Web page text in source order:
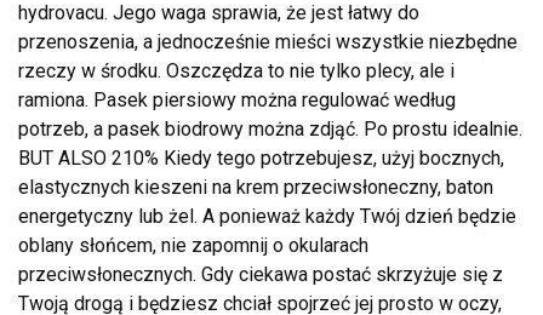
hydrovacu. Jego waga sprawia, że jest łatwy do
przenoszenia, a jednocześnie mieści wszystkie niezbędne
rzeczy w środku. Oszczędza to nie tylko plecy, ale i
ramiona. Pasek piersiowy można regulować według
potrzeb, a pasek biodrowy można zdjąć. Po prostu idealnie.
BUT ALSO 210% Kiedy tego potrzebujesz, użyj bocznych,
elastycznych kieszeni na krem przeciwsłoneczny, baton
energetyczny lub żel. A ponieważ każdy Twój dzień będzie
oblany słońcem, nie zapomnij o okularach
przeciwsłonecznych. Gdy ciekawa postać skrzyżuje się z
Twoją drogą i będziesz chciał spojrzeć jej prosto w oczy,